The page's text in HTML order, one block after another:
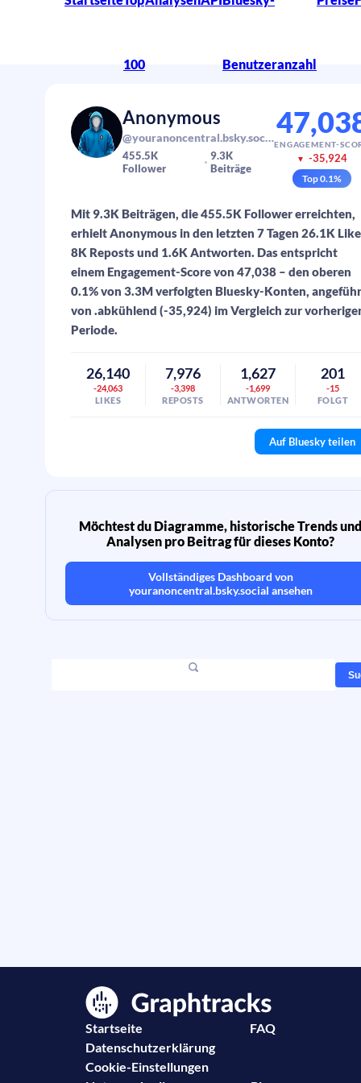
100 Benutzeranzahl
Anonymous
@youranoncentral.bsky.social
455.5K
Follower
9.3K
Beiträge
ENGAGEMENT-
▼ -35,924
Top0.1%
Mit 9.3K Beiträgen, die 455.5K Follower erreichten,
erhielt Anonymous in den letzten 7 Tagen 26.1K
8K Reposts und 1.6K Antworten. Das entspricht
einem Engagement-Score von 47,038 – den oberen
0.1% von 3.3M verfolgten Bluesky-Konten,
von .abkühlend (-35,924) im Vergleich zur
Periode.
26,140
-24,063
LIKES
7,976
-3,398
REPOSTS
1,627
-1,699
ANTWORTEN
201
-15
FOLGT
Auf Bluesky teilen
Möchtest du Diagramme, historische Trends und
Analysen pro Beitrag für dieses Konto?
Vollständiges Dashboard von
youranoncentral.bsky.social ansehen
Startseite
FAQ
Datenschutzerklärung
Cookie-Einstellungen